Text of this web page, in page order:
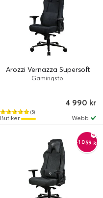
Arozzi Vernazza Supersoft
Gamingstol
(5)
4 990 kr
Webb
Butiker
-1 059 kr